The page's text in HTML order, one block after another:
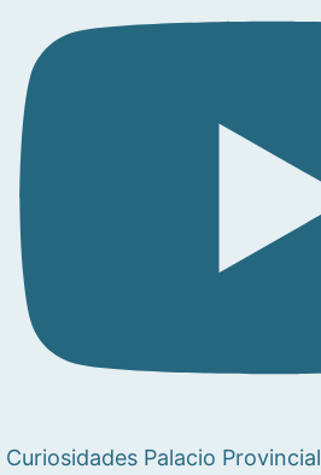
Curiosidades Palacio Provincial